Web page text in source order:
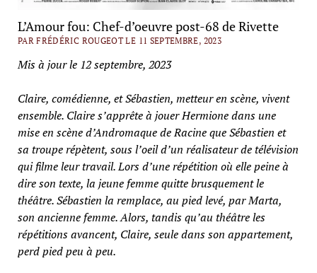
L’Amour fou: Chef-d’oeuvre post-68 de Rivette
PAR FRÉDÉRIC ROUGEOT LE 11 SEPTEMBRE, 2023
Mis à jour le 12 septembre, 2023
Claire, comédienne, et Sébastien, metteur en scène, vivent
ensemble. Claire s’apprête à jouer Hermione dans une
mise en scène d’Andromaque de Racine que Sébastien et
sa troupe répètent, sous l’oeil d’un réalisateur de télévision
qui filme leur travail. Lors d’une répétition où elle peine à
dire son texte, la jeune femme quitte brusquement le
théâtre. Sébastien la remplace, au pied levé, par Marta,
son ancienne femme. Alors, tandis qu’au théâtre les
répétitions avancent, Claire, seule dans son appartement,
perd pied peu à peu.